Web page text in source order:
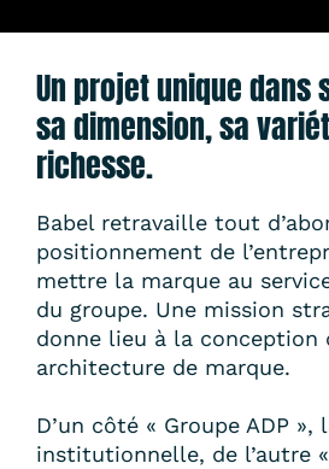
Un projet unique dans
sa dimension, sa
richesse.
Babel retravaille tout
positionnement de
mettre la marque au
du groupe. Une mission
donne lieu à la conception
architecture de marque.
D’un côté « Groupe ADP »,
institutionnelle, de l’autre